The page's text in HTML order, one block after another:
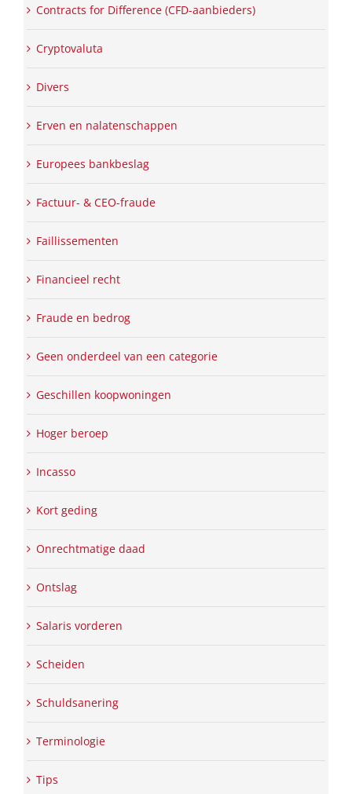
Contracts for Difference (CFD-aanbieders)
Cryptovaluta
Divers
Erven en nalatenschappen
Europees bankbeslag
Factuur- & CEO-fraude
Faillissementen
Financieel recht
Fraude en bedrog
Geen onderdeel van een categorie
Geschillen koopwoningen
Hoger beroep
Incasso
Kort geding
Onrechtmatige daad
Ontslag
Salaris vorderen
Scheiden
Schuldsanering
Terminologie
Tips